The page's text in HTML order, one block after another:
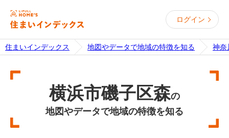
ログイン
住まいインデックス 地図やデータで地域の特徴を知る 神奈
横浜市磯子区森の
地図やデータで地域の特徴を知る